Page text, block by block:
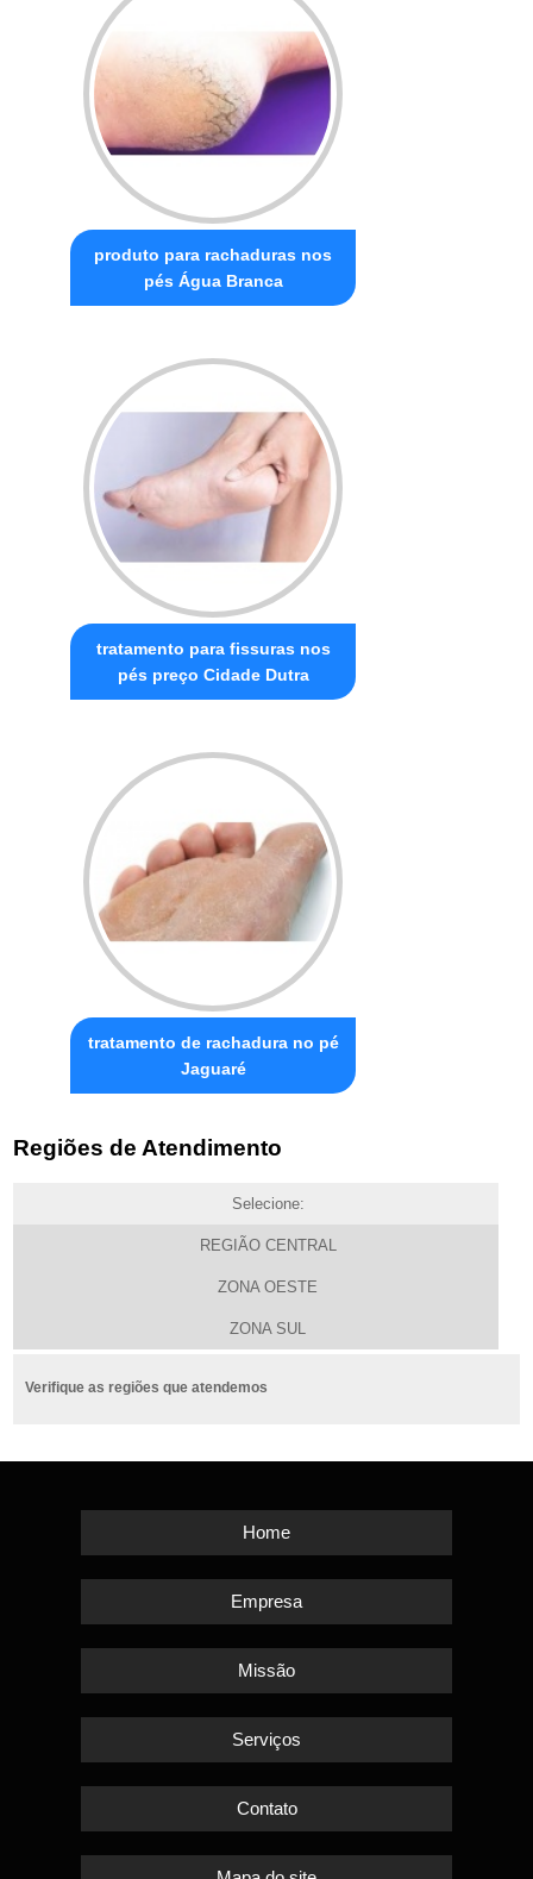
produto para rachaduras nos
pés Água Branca
tratamento para fissuras nos
pés preço Cidade Dutra
tratamento de rachadura no pé
Jaguaré
Regiões de Atendimento
Selecione:
REGIÃO CENTRAL
ZONA OESTE
ZONA SUL
Verifique as regiões que atendemos
Home
Empresa
Missão
Serviços
Contato